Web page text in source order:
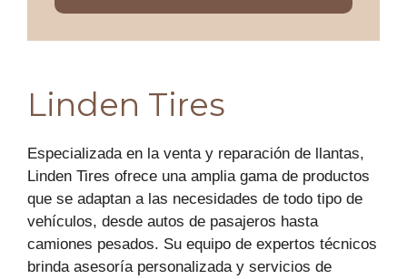
Linden Tires
Especializada en la venta y reparación de llantas,
Linden Tires ofrece una amplia gama de productos
que se adaptan a las necesidades de todo tipo de
vehículos, desde autos de pasajeros hasta
camiones pesados. Su equipo de expertos técnicos
brinda asesoría personalizada y servicios de